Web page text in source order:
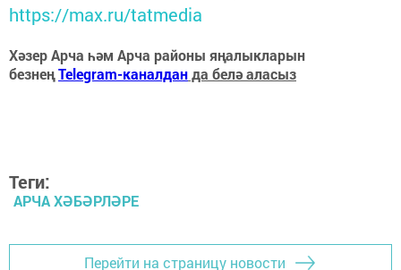
https://max.ru/tatmedia
Хәзер Арча һәм Арча районы яңалыкларын
безнеңTelegram-каналданда белә аласыз
Теги:
АРЧА ХӘБӘРЛӘРЕ
Перейти на страницу новости